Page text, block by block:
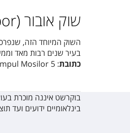
שוק אובור (Obor)
בעיר שנים רבות מאד
כתובת: Campul Mosilor 5
בוקרשט איננה מוכרת
בינלאומיים ידועים ועד